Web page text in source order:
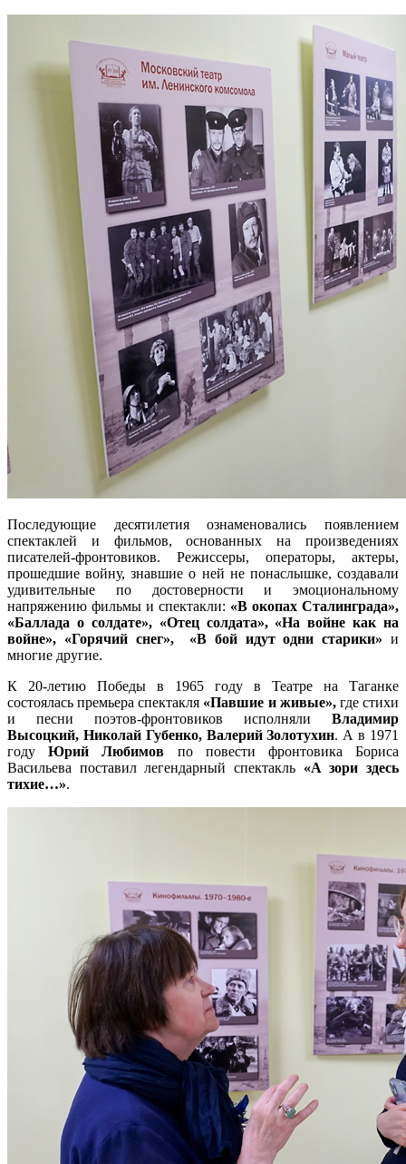
Последующие десятилетия ознаменовались появлением
спектаклей и фильмов, основанных на произведениях
писателей-фронтовиков. Режиссеры, операторы, актеры,
прошедшие войну, знавшие о ней не понаслышке, создавали
удивительные по достоверности и эмоциональному
напряжению фильмы и спектакли: «В окопах Сталинграда»,
«Баллада о солдате», «Отец солдата», «На войне как на
войне», «Горячий снег», «В бой идут одни старики» и
многие другие.
К 20-летию Победы в 1965 году в Театре на Таганке
состоялась премьера спектакля «Павшие и живые»,где стихи
и песни поэтов-фронтовиков исполняли Владимир
Высоцкий, Николай Губенко, Валерий Золотухин. А в 1971
годуЮрий Любимов по повести фронтовика Бориса
Васильева поставил легендарный спектакль «А зори здесь
тихие…».